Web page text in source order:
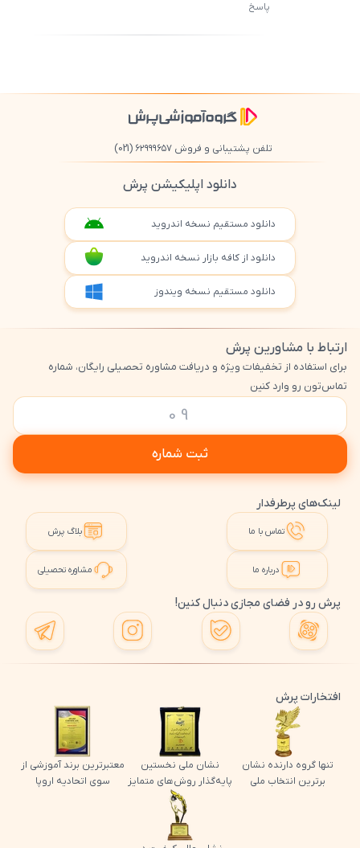
پاسخ
تلفن پشتیبانی و فروش ۶۲۹۹۹۶۵۷ (021)
دانلود اپلیکیشن پرش
دانلود مستقیم نسخه اندروید
دانلود از کافه بازار نسخه اندروید
دانلود مستقیم نسخه ویندوز
ارتباط با مشاورین پرش
برای استفاده از تخفیفات ویژه و دریافت مشاوره تحصیلی رایگان، شماره
تماس‌تون رو وارد کنین
ثبت شماره
لینک‌های پرطرفدار
تماس با ما بلاگ پرش
درباره ما مشاوره تحصیلی
پرش رو در فضای مجازی دنبال کنین!
افتخارات پرش
تنها گروه دارنده نشان
برترین انتخاب ملی
نشان ملی نخستین
پایه‌گذار روش‌های متمایز
معتبرترین برند آموزشی از
سوی اتحادیه اروپا